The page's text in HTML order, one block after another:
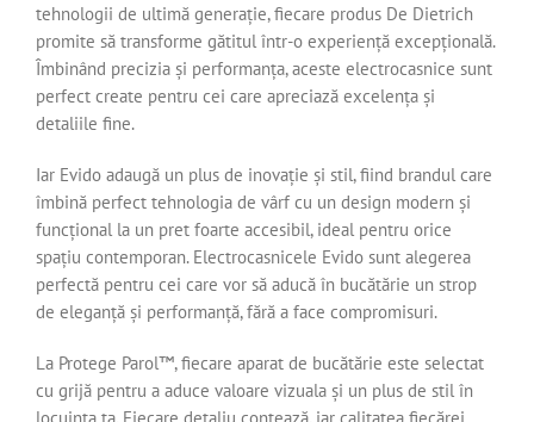
tehnologii de ultimă generație, fiecare produs De Dietrich
promite să transforme gătitul într-o experiență excepțională.
Îmbinând precizia și performanța, aceste electrocasnice sunt
perfect create pentru cei care apreciază excelența și
detaliile fine.
Iar Evido adaugă un plus de inovație și stil, fiind brandul care
îmbină perfect tehnologia de vârf cu un design modern și
funcțional la un pret foarte accesibil, ideal pentru orice
spațiu contemporan. Electrocasnicele Evido sunt alegerea
perfectă pentru cei care vor să aducă în bucătărie un strop
de eleganță și performanță, fără a face compromisuri.
La Protege Parol™️, fiecare aparat de bucătărie este selectat
cu grijă pentru a aduce valoare vizuala și un plus de stil în